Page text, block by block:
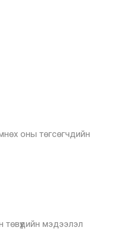
оны төгсөгчдийн
төвүүдийн мэдээлэл